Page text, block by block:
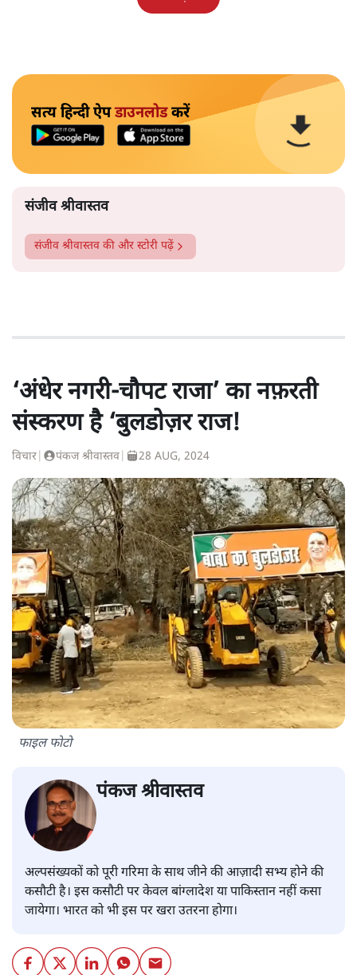
सत्य हिन्दी ऐपडाउनलोडकरें
संजीव श्रीवास्तव
संजीव श्रीवास्तव की और स्टोरी पढ़ें
‘अंधेर नगरी-चौपट राजा’ का नफ़रती
संस्करण है ‘बुलडोज़र राज!
विचार पंकज श्रीवास्तव 28 AUG, 2024
फाइल फोटो
पंकज श्रीवास्तव
अल्पसंख्यकों को पूरी गरिमा के साथ जीने की आज़ादी सभ्य होने की
कसौटी है। इस कसौटी पर केवल बांग्लादेश या पाकिस्तान नहीं कसा
जायेगा। भारत को भी इस पर खरा उतरना होगा।